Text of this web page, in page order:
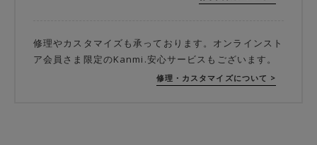
修理やカスタマイズも承っております。オンラインスト
ア会員さま限定のKanmi.安心サービスもございます。
修理・カスタマイズについて >